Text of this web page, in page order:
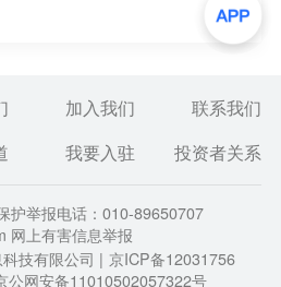
门和地点而异，但多数员工至
加入我们
联系我们
我要入驻 投资者关系
护举报电话：010-89650707
网上有害信息举报
技有限公司 | 京ICP备12031756
公网安备11010502057322号